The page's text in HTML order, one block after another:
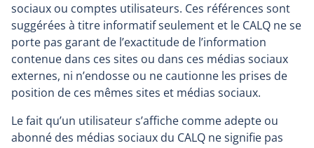
sociaux ou comptes utilisateurs. Ces références sont
suggérées à titre informatif seulement et le CALQ ne se
porte pas garant de l’exactitude de l’information
contenue dans ces sites ou dans ces médias sociaux
externes, ni n’endosse ou ne cautionne les prises de
position de ces mêmes sites et médias sociaux.
Le fait qu’un utilisateur s’affiche comme adepte ou
abonné des médias sociaux du CALQ ne signifie pas